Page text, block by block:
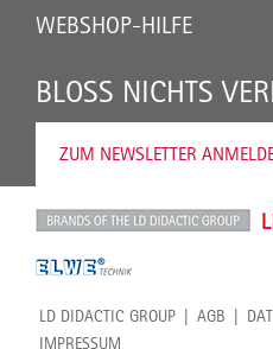
WEBSHOP-HILFE
BLOSS NICHTS
ZUM NEWSLETTER
LD DIDACTIC GROUP AGB
IMPRESSUM